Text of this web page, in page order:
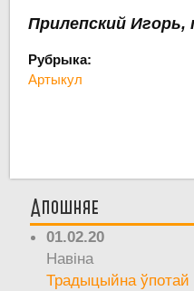
Прилепский Игорь,
Рубрыка:
Артыкул
Апошняе
01.02.20
Навіна
Традыцыйна ўпотай